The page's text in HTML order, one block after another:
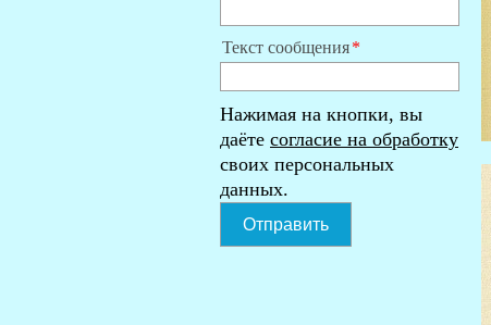
Текст сообщения
Нажимая на кнопки, вы
даёте согласие на обработку
своих персональных
данных.
Отправить